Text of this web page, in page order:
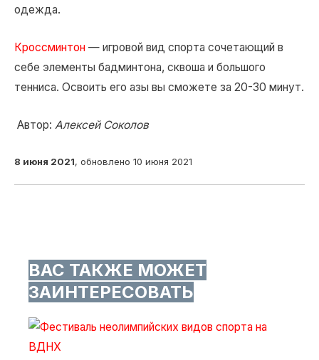
одежда.
Кроссминтон — игровой вид спорта сочетающий в
себе элементы бадминтона, сквоша и большого
тенниса. Освоить его азы вы сможете за 20-30 минут.
Автор:Алексей Соколов
8 июня 2021, обновлено 10 июня 2021
ВАС ТАКЖЕ МОЖЕТ
ЗАИНТЕРЕСОВАТЬ